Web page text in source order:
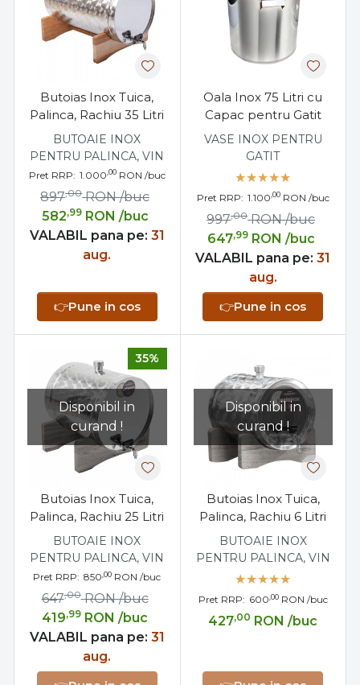
Butoias Inox Tuica,
Palinca, Rachiu 35 Litri
BUTOAIE INOX
PENTRU PALINCA, VIN
Pret RRP: 1.000,00 RON /buc
582,99 RON /buc
897,00 RON /buc
VALABIL pana pe: 31
aug.
👉Pune in cos
Oala Inox 75 Litri cu
Capac pentru Gatit
VASE INOX PENTRU
GATIT
Pret RRP: 1.100,00 RON /buc
647,99 RON /buc
997,00 RON /buc
VALABIL pana pe: 31
aug.
👉Pune in cos
Disponibil in
curand !
35%
Butoias Inox Tuica,
Palinca, Rachiu 25 Litri
BUTOAIE INOX
PENTRU PALINCA, VIN
Pret RRP: 850,00 RON /buc
419,99 RON /buc
647,00 RON /buc
VALABIL pana pe: 31
aug.
Disponibil in
curand !
Butoias Inox Tuica,
Palinca, Rachiu 6 Litri
BUTOAIE INOX
PENTRU PALINCA, VIN
Pret RRP: 600 ,00 RON /buc
427,00 RON /buc